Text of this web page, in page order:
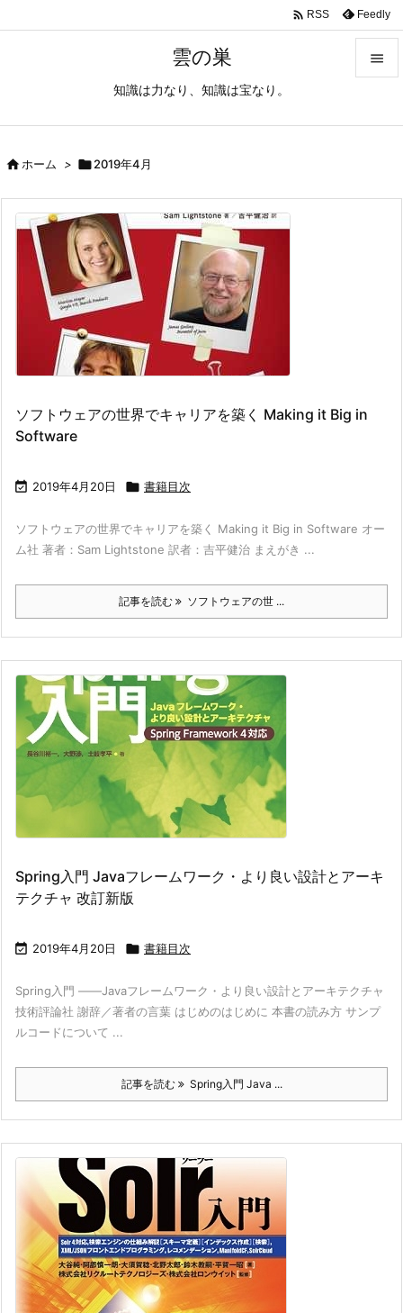
雲の巣
知識は力なり、知識は宝なり。

 RSS Feedly
ホーム > 2019年4月
ソフトウェアの世界でキャリアを築く Making it Big in
Software
 2019年4月20日  書籍目次
ソフトウェアの世界でキャリアを築く Making it Big in Software オー
ム社 著者：Sam Lightstone 訳者：吉平健治 まえがき ...
記事を読む ソフトウェアの世 ...
Spring入門 Javaフレームワーク・より良い設計とアーキ
テクチャ 改訂新版
 2019年4月20日  書籍目次
Spring入門 ――Javaフレームワーク・より良い設計とアーキテクチャ
技術評論社 謝辞／著者の言葉 はじめのはじめに 本書の読み方 サンプ
ルコードについて ...
記事を読む Spring入門 Java ...